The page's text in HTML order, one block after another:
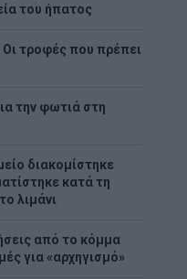
του ήπατος
τροφές που πρέπει
την φωτιά στη
διακομίστηκε
κατά τη
λιμάνι
από το κόμμα
για «αρχηγισμό»